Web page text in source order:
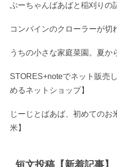
ぶーちゃんばあばと稲刈りの
コンバインのクローラーが切
うちの小さな家庭菜園。夏か
STORES+noteでネット販売
めるネットショップ】
じーじとばあば、初めてのお
米】
短文投稿【新着記事】